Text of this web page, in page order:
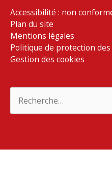
Accessibilité : non
Plan du site
Mentions légales
Politique de protection
Gestion des cookies